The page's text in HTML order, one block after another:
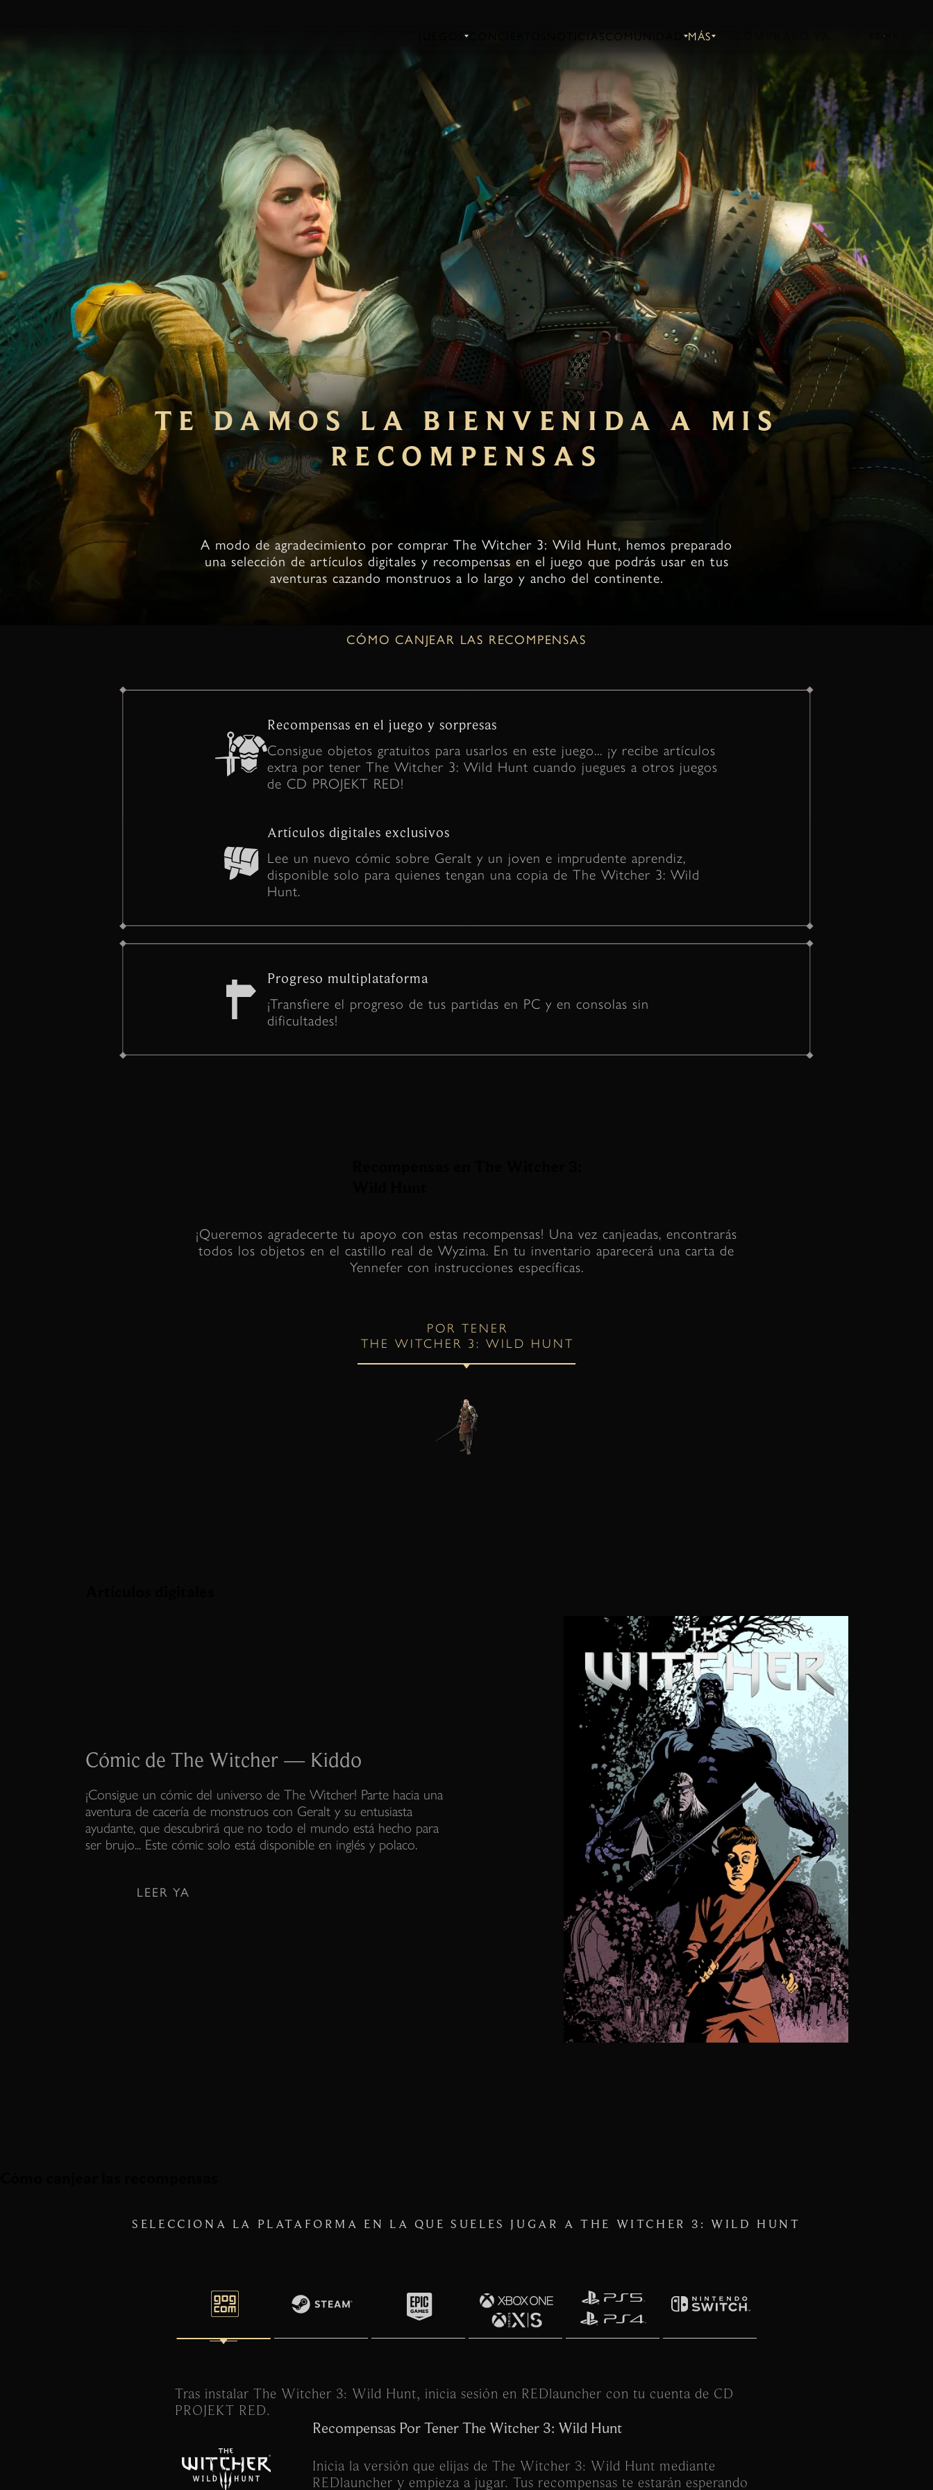
JUEGOS NOTICIAS COMUNIDAD MÁS ES-MX
TE DAMOS LA BIENVENIDA A MIS
RECOMPENSAS
A modo de agradecimiento por comprar The Witcher 3: Wild Hunt, hemos preparado
una selección de artículos digitales y recompensas en el juego que podrás usar en tus
aventuras cazando monstruos a lo largo y ancho del continente.
CÓMO CANJEAR LAS RECOMPENSAS
Recompensas en el juego y sorpresas
Consigue objetos gratuitos para usarlos en este juego... ¡y recibe artículos
extra por tener The Witcher 3: Wild Hunt cuando juegues a otros juegos
de CD PROJEKT RED!
Artículos digitales exclusivos
Lee un nuevo cómic sobre Geralt y un joven e imprudente aprendiz,
disponible solo para quienes tengan una copia de The Witcher 3: Wild
Hunt.
Progreso multiplataforma
¡Transfiere el progreso de tus partidas en PC y en consolas sin
dificultades!
¡Queremos agradecerte tu apoyo con estas recompensas! Una vez canjeadas, encontrarás
todos los objetos en el castillo real de Wyzima. En tu inventario aparecerá una carta de
Yennefer con instrucciones específicas.
POR TENER
THE WITCHER 3: WILD HUNT
Cómic de The Witcher — Kiddo
¡Consigue un cómic del universo de The Witcher! Parte hacia una
aventura de cacería de monstruos con Geralt y su entusiasta
ayudante, que descubrirá que no todo el mundo está hecho para
ser brujo... Este cómic solo está disponible en inglés y polaco.
LEER YA
SELECCIONA LA PLATAFORMA EN LA QUE SUELES JUGAR A THE WITCHER 3: WILD HUNT
Tras instalar The Witcher 3: Wild Hunt, inicia sesión en REDlauncher con tu cuenta de CD
PROJEKT RED.
Recompensas Por Tener The Witcher 3: Wild Hunt
Inicia la versión que elijas de The Witcher 3: Wild Hunt mediante
REDlauncher y empieza a jugar. Tus recompensas te estarán esperando